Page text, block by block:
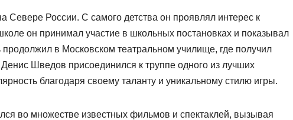
Севере России. С самого детства он проявлял интерес к
он принимал участие в школьных постановках и показывал
в Московском театральном училище, где получил
Шведов присоединился к труппе одного из лучших
благодаря своему таланту и уникальному стилю игры.
во множестве известных фильмов и спектаклей, вызывая